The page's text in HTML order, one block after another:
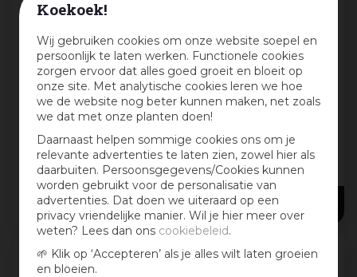
Koekoek!
Wij gebruiken cookies om onze website soepel en
persoonlijk te laten werken. Functionele cookies
zorgen ervoor dat alles goed groeit en bloeit op
onze site. Met analytische cookies leren we hoe
we de website nog beter kunnen maken, net zoals
we dat met onze planten doen!
Daarnaast helpen sommige cookies ons om je
relevante advertenties te laten zien, zowel hier als
daarbuiten. Persoonsgegevens/Cookies kunnen
worden gebruikt voor de personalisatie van
advertenties. Dat doen we uiteraard op een
privacy vriendelijke manier. Wil je hier meer over
weten? Lees dan ons cookiebeleid.
🌱 Klik op ‘Accepteren’ als je alles wilt laten groeien
en bloeien.
Horti tops zaden
Aubrietia,
blauwkussen
whitewell
,19
Horti tops zaden
Gaillardia,
Kokardebloem
2,19